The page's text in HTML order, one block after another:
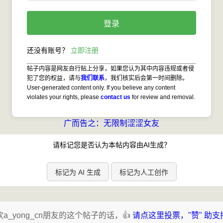
登录
还没有账号？ 立即注册
帖子内容是网友自行贴上分享，如果您认为其中内容违规或者侵
犯了您的权益，请与我们联系，我们核实后会第一时间删除。
User-generated content only. If you believe any content
violates your rights, please contact us for review and removal.
广而告之：无限制涩涩女友
请标记您是否认为本帖内容由AI生成？
标记为 AI 生成 标记为人工创作
a_yong_cn朋友的这个帖子的话，👍 请点这里投票，"赞" 助支